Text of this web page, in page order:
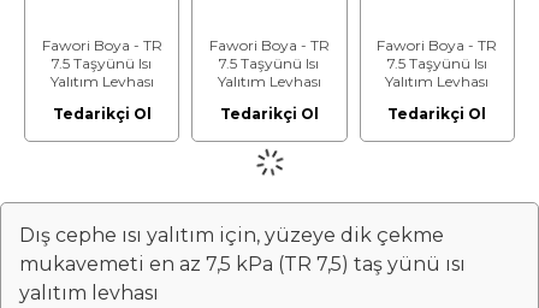
Fawori Boya - TR
7.5 Taşyünü Isı
Yalıtım Levhası
Tedarikçi Ol
Fawori Boya - TR
7.5 Taşyünü Isı
Yalıtım Levhası
Tedarikçi Ol
Fawori Boya - TR
7.5 Taşyünü Isı
Yalıtım Levhası
Tedarikçi Ol
Dış cephe ısı yalıtım için, yüzeye dik çekme
mukavemeti en az 7,5 kPa (TR 7,5) taş yünü ısı
yalıtım levhası